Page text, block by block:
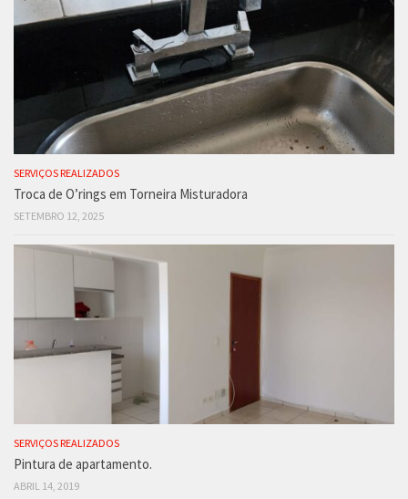
SERVIÇOS REALIZADOS
Troca de O’rings em Torneira Misturadora
SETEMBRO 12, 2025
SERVIÇOS REALIZADOS
Pintura de apartamento.
ABRIL 14, 2019